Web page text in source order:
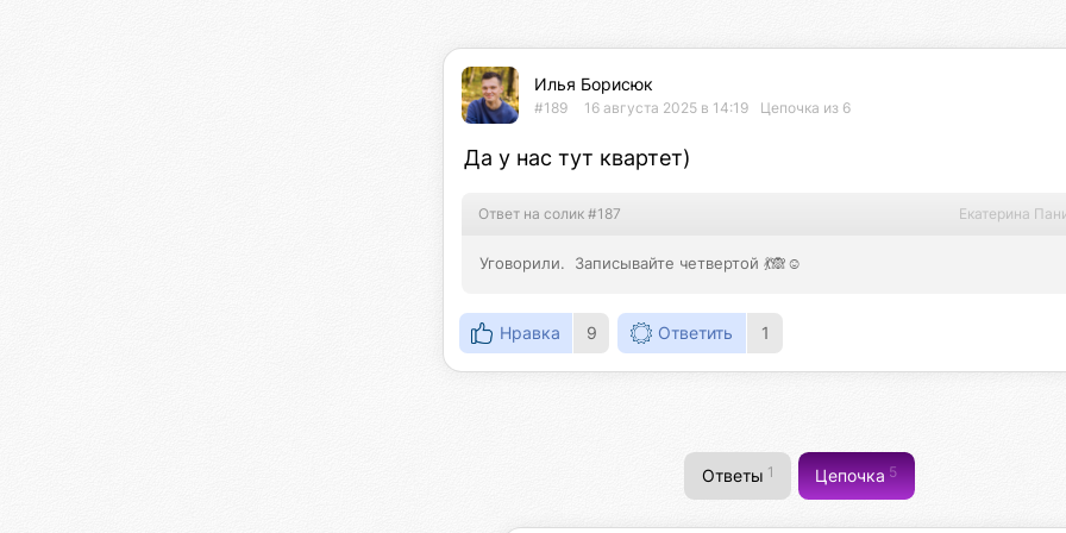
Илья Борисюк
#189 16 августа 2025 в 14:19 Цепочка из 6
Да у нас тут квартет)
Ответ на солик #187 Екатерина
Уговорили.  Записывайте четвертой 💃🙈☺️
Нравка 9 Ответить 1
Ответы 1 Цепочка5